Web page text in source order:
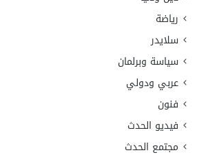
رياضة
سلايدر
سياسة وبرلمان
عربي ودولي
فنون
فيديو الحدث
مجتمع الحدث